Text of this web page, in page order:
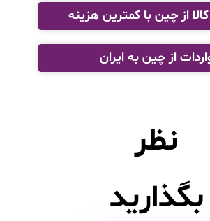
از چین با کمترین هزینه
از چین به ایران
نظر
بگذارید